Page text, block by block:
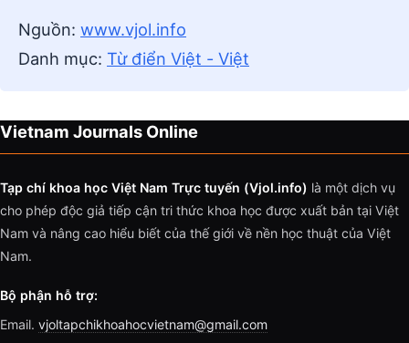
Nguồn: www.vjol.info
Danh mục: Từ điển Việt - Việt
Vietnam Journals Online
Tạp chí khoa học Việt Nam Trực tuyến (Vjol.info) là một dịch vụ
cho phép độc giả tiếp cận tri thức khoa học được xuất bản tại Việt
Nam và nâng cao hiểu biết của thế giới về nền học thuật của Việt
Nam.
Bộ phận hỗ trợ:
Email. vjoltapchikhoahocvietnam@gmail.com